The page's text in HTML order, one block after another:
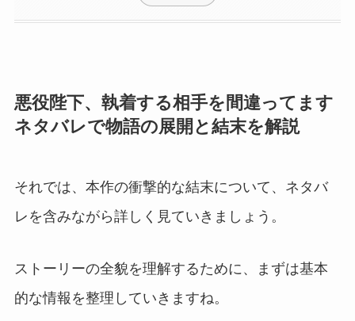
悪役陛下、執着する相手を間違ってます
ネタバレで物語の展開と結末を解説
それでは、本作の衝撃的な結末について、ネタバ
レを含みながら詳しく見ていきましょう。
ストーリーの全貌を理解するために、まずは基本
的な情報を整理していきますね。